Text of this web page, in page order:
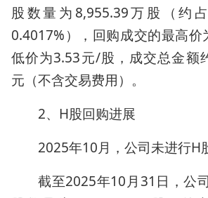
股数量为8,955.39万股（约
0.4017%），回购成交的最高
低价为3.53元/股，成交总金额
元（不含交易费用）。
2、H股回购进展
2025年10月，公司未进行H
截至2025年10月31日，公